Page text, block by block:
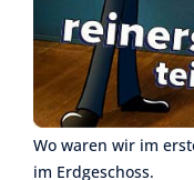
Wo waren wir im
im Erdgeschoss.